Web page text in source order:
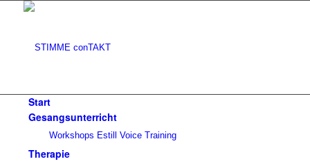
Start
Gesangsunterricht
Workshops Estill Voice Training
Therapie